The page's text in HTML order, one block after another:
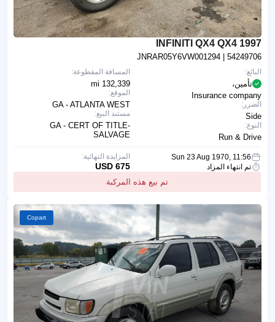
1997 INFINITI QX4 QX4
JNRAR05Y6VW001294 | 54249706
المسافة المقطوعة:
132,339 mi
الموقع:
GA - ATLANTA WEST
مستند البيع:
GA - CERT OF TITLE-
SALVAGE
البائع:
تأمين،
Insurance company
الضرر:
Side
النوع:
Run & Drive
Sun 23 Aug 1970, 11:56
تم انتهاء المزاد
تم بيع هذه المركبة
المزايدة النهائية:
675 USD
Copart